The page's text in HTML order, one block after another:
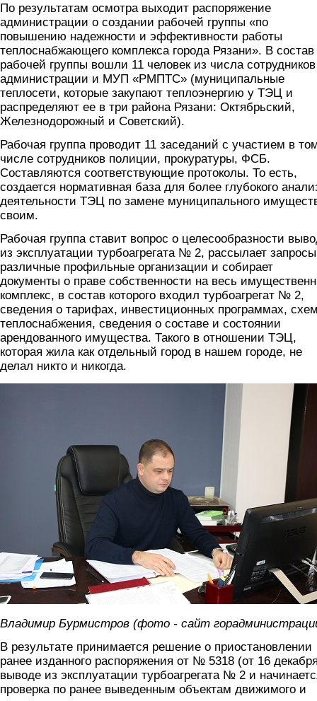
По результатам осмотра выходит распоряжение
администрации о создании рабочей группы «по
повышению надежности и эффективности работы
теплоснабжающего комплекса города Рязани». В состав
рабочей группы вошли 11 человек из числа сотрудников
администрации и МУП «РМПТС» (муниципальные
теплосети, которые закупают теплоэнергию у ТЭЦ и
распределяют ее в три района Рязани: Октябрьский,
Железнодорожный и Советский).
Рабочая группа проводит 11 заседаний с участием в
числе сотрудников полиции, прокуратуры, ФСБ.
Составляются соответствующие протоколы. То есть,
создается нормативная база для более глубокого
деятельности ТЭЦ по замене муниципального
своим.
Рабочая группа ставит вопрос о целесообразности
из эксплуатации турбоагрегата № 2, рассылает
различные профильные организации и собирает
документы о праве собственности на весь
комплекс, в состав которого входил турбоагрегат № 2,
сведения о тарифах, инвестиционных программах,
теплоснабжения, сведения о составе и состоянии
арендованного имущества. Такого в отношении ТЭЦ,
которая жила как отдельный город в нашем городе, не
делал никто и никогда.
Владимир Бурмистров (фото - сайт
В результате принимается решение о приостановлении
ранее изданного распоряжения от № 5318 (от 16
выводе из эксплуатации турбоагрегата № 2 и
проверка по ранее выведенным объектам движимого и